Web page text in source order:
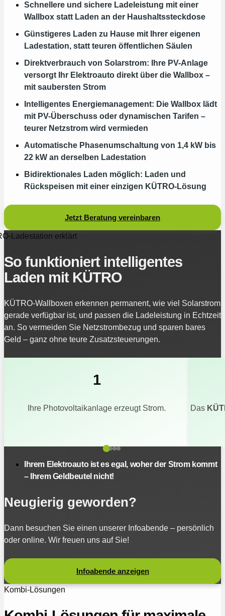
Schnellere und sichere Ladeleistung mit einer
Wallbox statt Laden an der Haushaltssteckdose
Günstigeres Laden zu Hause mit Ihrer eigenen
Ladestation, statt teuren öffentlichen Säulen
Direktverbrauch von Solarstrom: Ihre PV-Anlage
versorgt Ihr Elektroauto direkt über die Wallbox –
mit saubersten Strom
Intelligentes Energiemanagement: Die Wallbox lädt
mit PV-Überschuss oder dynamischen Tarifen –
teurer Netzstrom wird vermieden
Automatische Phasenumschaltung von 1,4 kW bis
22 kW an derselben Ladestation
Bidirektionales Laden möglich: Laden und
Rückspeisen mit einer einzigen KÜTRO‑Lösung
Jetzt Beratung vereinbaren
Ladestation erklärt
So funktioniert intelligentes
Laden mit KÜTRO
KÜTRO‑Wallboxen erkennen permanent, wie viel Solarstrom
gerade verfügbar ist, und passen die Ladeleistung in Echtzeit
an. So vermeiden Sie Netzstrombezug und sparen bares
Geld – ganz ohne teure Zusatzsteuerungen.
1
Ihre Photovoltaikanlage erzeugt Strom. Das
Ihrem Elektroauto ist es egal, woher der Strom kommt
– Ihrem Geldbeutel nicht!
Neugierig geworden?
Dann besuchen Sie einen unserer Infoabende – persönlich
oder online. Wir freuen uns auf Sie!
Infoabende anzeigen
Kombi-Lösungen